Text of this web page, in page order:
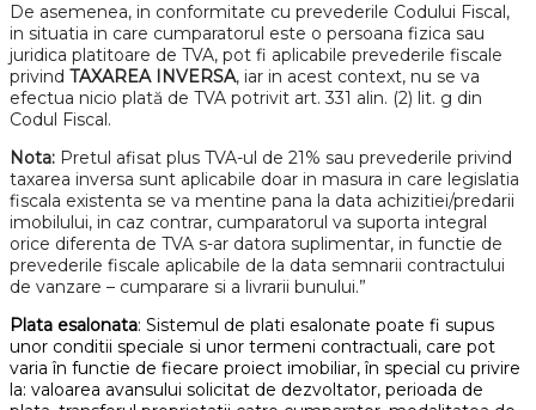
De asemenea, in conformitate cu prevederile Codului Fiscal,
in situatia in care cumparatorul este o persoana fizica sau
juridica platitoare de TVA, pot fi aplicabile prevederile fiscale
privind TAXAREA INVERSA, iar in acest context, nu se va
efectua nicio plată de TVA potrivit art. 331 alin. (2) lit. g din
Codul Fiscal.
Nota: Pretul afisat plus TVA-ul de 21% sau prevederile privind
taxarea inversa sunt aplicabile doar in masura in care legislatia
fiscala existenta se va mentine pana la data achizitiei/predarii
imobilului, in caz contrar, cumparatorul va suporta integral
orice diferenta de TVA s-ar datora suplimentar, in functie de
prevederile fiscale aplicabile de la data semnarii contractului
de vanzare – cumparare si a livrarii bunului.”
Plata esalonata: Sistemul de plati esalonate poate fi supus
unor conditii speciale si unor termeni contractuali, care pot
varia în functie de fiecare proiect imobiliar, în special cu privire
la: valoarea avansului solicitat de dezvoltator, perioada de